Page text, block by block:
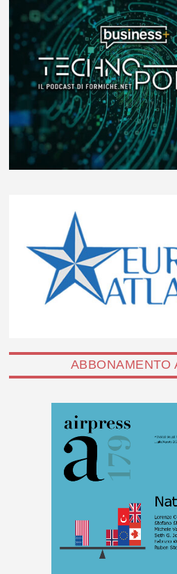
ABBONAMENTO